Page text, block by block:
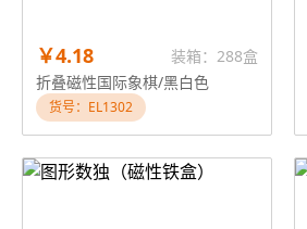
￥4.18
装箱：288盒
折叠磁性国际象棋/黑白色
货号：EL1302